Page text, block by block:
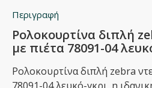
Περιγραφή
Ρολοκουρτίνα διπλή
με πιέτα 78091-04
Ρολοκουρτίνα διπλή zebra